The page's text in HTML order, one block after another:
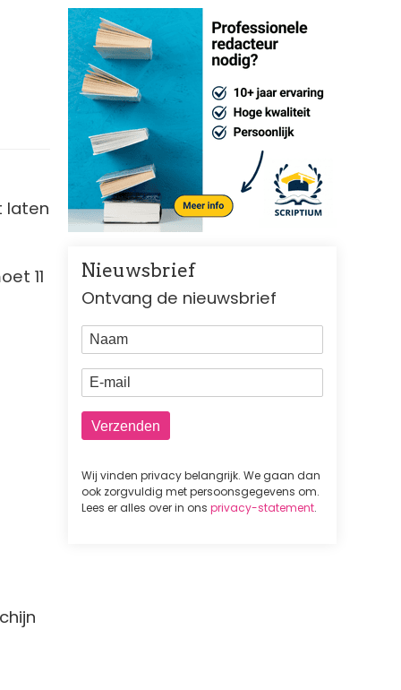
laten
11
Nieuwsbrief
Ontvang de nieuwsbrief
Naam
E-mail
Wij vinden privacy belangrijk. We gaan dan
ook zorgvuldig met persoonsgegevens om.
Lees er alles over in ons privacy-statement.